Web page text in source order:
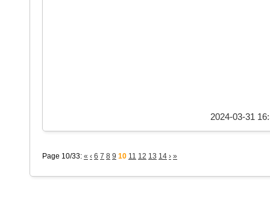
2024-03-31
Page 10/33: « ‹ 6 7 8 9 10 11 12 13 14 › »